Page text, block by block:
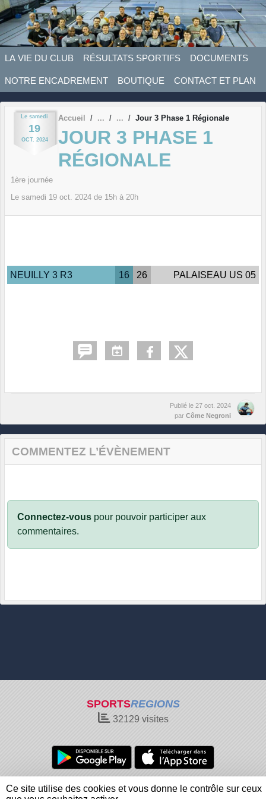
LA VIE DU CLUB RÉSULTATS SPORTIFS DOCUMENTS
NOTRE ENCADREMENT BOUTIQUE CONTACT ET PLAN
Le samedi
19
OCT. 2024
Accueil Jour 3 Phase 1 Régionale
JOUR 3 PHASE 1
RÉGIONALE
1ère journée
Le samedi 19 oct. 2024 de 15h à 20h
NEUILLY 3 R3 16 26 PALAISEAU US 05
Publié le 27 oct. 2024
par Côme Negroni
COMMENTEZ L’ÉVÈNEMENT
Connectez-vous pour pouvoir participer aux
commentaires.
SPORTSREGIONS
32129 visites
Charte cookies
Gestion des cookies
Panneau de gestion des cookies
Ce site utilise des cookies et vous donne le contrôle sur ceux